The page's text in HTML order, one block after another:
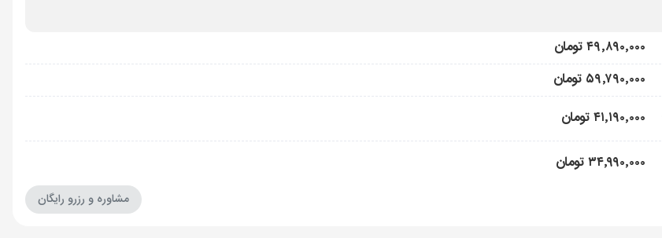
۴۹٬۸۹۰٬۰۰۰ تومان
۵۹٬۷۹۰٬۰۰۰ تومان
۴۱٬۱۹۰٬۰۰۰ تومان
۳۴٬۹۹۰٬۰۰۰ تومان
مشاوره و رزرو رایگان